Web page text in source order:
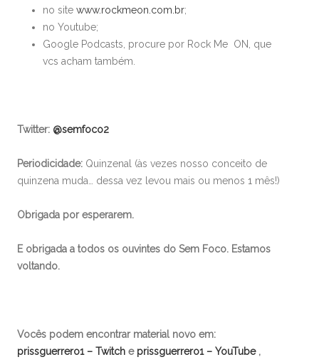
no site www.rockmeon.com.br;
no Youtube;
Google Podcasts, procure por Rock Me ON, que
vcs acham também.
Twitter: @semfoco2
Periodicidade: Quinzenal (às vezes nosso conceito de
quinzena muda… dessa vez levou mais ou menos 1 mês!)
Obrigada por esperarem.
E obrigada a todos os ouvintes do Sem Foco. Estamos
voltando.
Vocês podem encontrar material novo em:
prissguerrero1 – Twitch e prissguerrero1 – YouTube,